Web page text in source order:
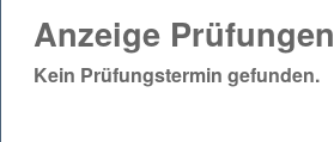
Anzeige Prüfungen
Kein Prüfungstermin gefunden.